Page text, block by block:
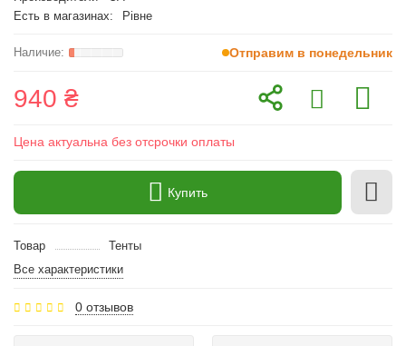
Есть в магазинах:
Рівне
Отправим в понедельник
940 ₴
Цена актуальна без отсрочки оплаты
Купить
Товар
Тенты
Все характеристики
0 отзывов